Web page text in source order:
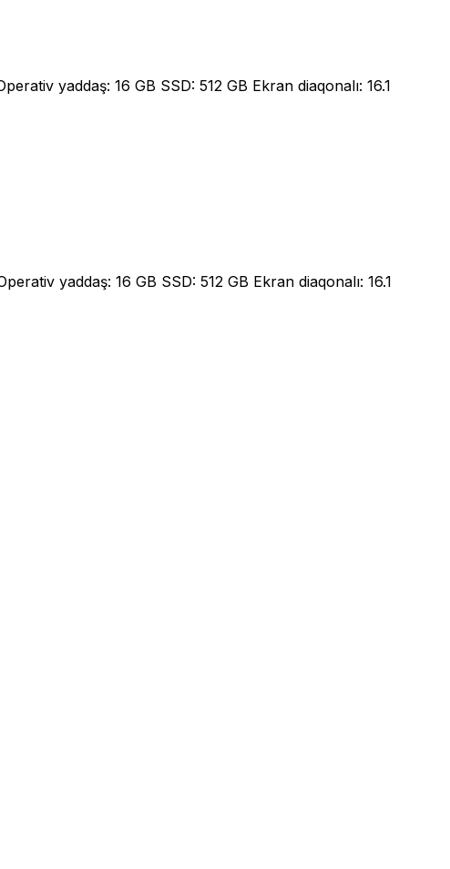
yaddaş: 16 GB SSD: 512 GB Ekran diaqonalı: 16.1
yaddaş: 16 GB SSD: 512 GB Ekran diaqonalı: 16.1